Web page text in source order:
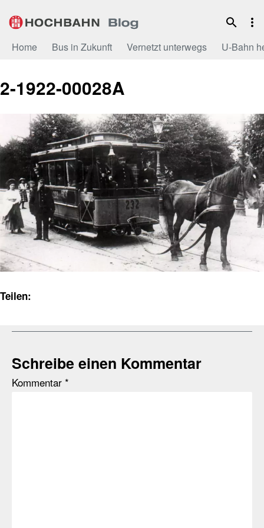
Inhalt
Home Bus in Zukunft Vernetzt unterwegs U-Bahn
2-1922-00028A
Teilen:
Schreibe einen Kommentar
Kommentar *